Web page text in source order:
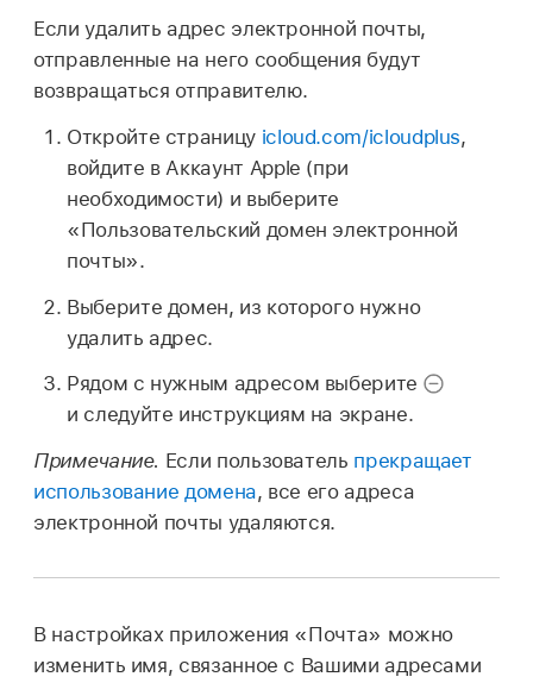
Если удалить адрес электронной почты,
отправленные на него сообщения будут
возвращаться отправителю.
Откройте страницу icloud.com/icloudplus,
войдите в Аккаунт Apple (при
необходимости) и выберите
«Пользовательский домен электронной
почты».
Выберите домен, из которого нужно
удалить адрес.
Рядом с нужным адресом выберите
и следуйте инструкциям на экране.
Примечание. Если пользователь прекращает
использование домена, все его адреса
электронной почты удаляются.
В настройках приложения «Почта» можно
изменить имя, связанное с Вашими адресами